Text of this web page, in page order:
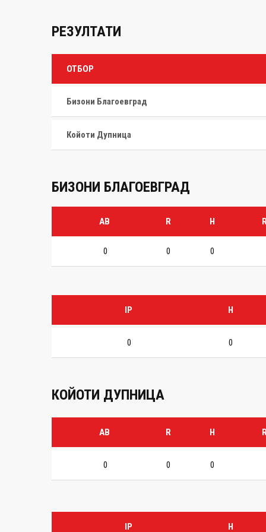
РЕЗУЛТАТИ
ОТБОР
Бизони Благоевград
Койоти Дупница
БИЗОНИ БЛАГОЕВГРАД
AB R H
0 0 0
IP H
0 0
КОЙОТИ ДУПНИЦА
AB R H
0 0 0
IP H